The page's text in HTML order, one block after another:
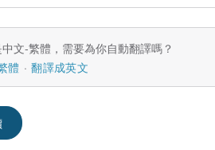
文-繁體，需要為你自動翻譯嗎？
體
翻譯成英文